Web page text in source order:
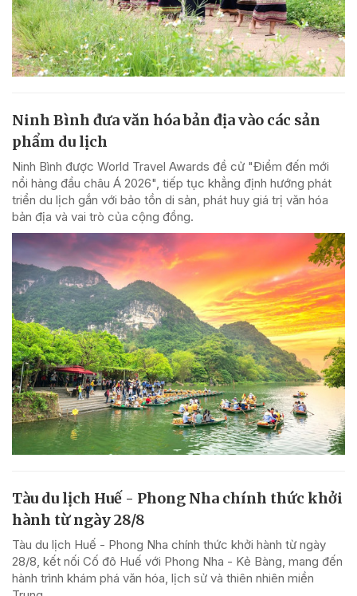
Ninh Bình đưa văn hóa bản địa vào các sản
phẩm du lịch
Ninh Bình được World Travel Awards đề cử "Điểm đến mới
nổi hàng đầu châu Á 2026", tiếp tục khẳng định hướng phát
triển du lịch gắn với bảo tồn di sản, phát huy giá trị văn hóa
bản địa và vai trò của cộng đồng.
Tàu du lịch Huế - Phong Nha chính thức khởi
hành từ ngày 28/8
Tàu du lịch Huế - Phong Nha chính thức khởi hành từ ngày
28/8, kết nối Cố đô Huế với Phong Nha - Kẻ Bàng, mang đến
hành trình khám phá văn hóa, lịch sử và thiên nhiên miền